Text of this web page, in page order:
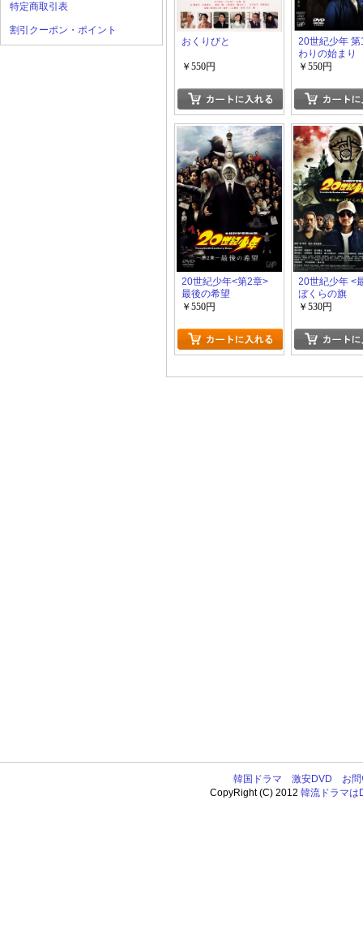
特定商取引表
割引クーポン・ポイント
おくりびと
￥550円
20世紀少年
わりの始まり
￥550円
20世紀少年<第2章>
最後の希望
￥550円
20世紀少年 <
ぼくらの旗
￥530円
韓国ドラマ 激安DVD
お
CopyRight (C) 2012韓流ドラマは